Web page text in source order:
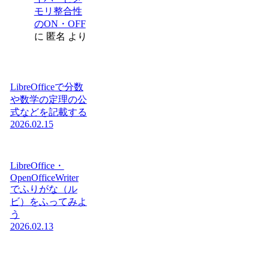
モリ整合性
のON・OFF
に 匿名 より
LibreOfficeで分数
や数学の定理の公
式などを記載する
2026.02.15
LibreOffice・
OpenOfficeWriter
でふりがな（ル
ビ）をふってみよ
う
2026.02.13